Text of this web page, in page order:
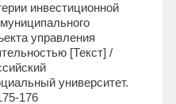
инвестиционной
управления
[Текст] /
университет.
176